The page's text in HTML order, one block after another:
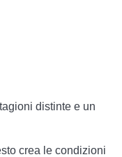
distinte e un
crea le condizioni